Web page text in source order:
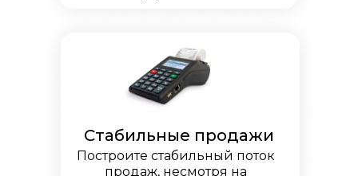
Построите стабильный поток
продаж, несмотря на
Стабильные продажи